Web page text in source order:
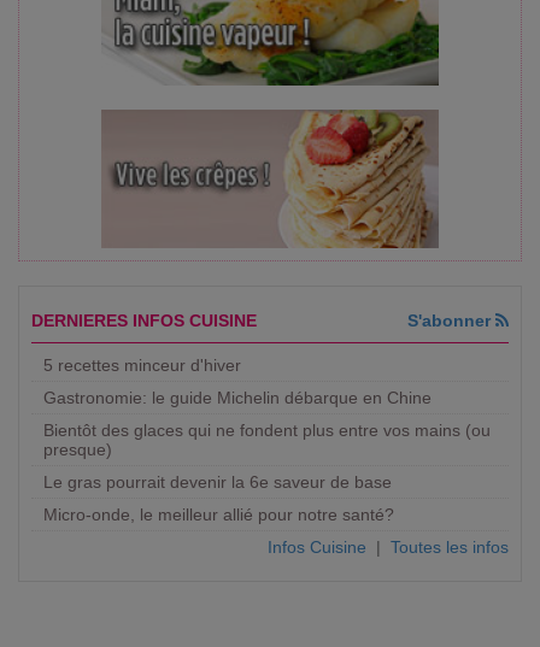
DERNIERES INFOS CUISINE S'abonner
5 recettes minceur d'hiver
Gastronomie: le guide Michelin débarque en Chine
Bientôt des glaces qui ne fondent plus entre vos mains (ou
presque)
Le gras pourrait devenir la 6e saveur de base
Micro-onde, le meilleur allié pour notre santé?
Infos Cuisine | Toutes les infos